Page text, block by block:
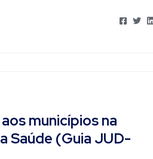
municípios na
Saúde (Guia JUD-